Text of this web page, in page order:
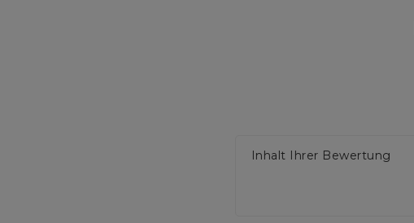
Inhalt Ihrer Bewertung